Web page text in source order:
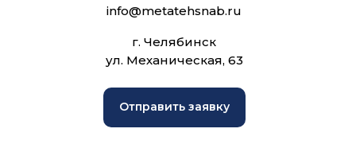
info@metatehsnab.ru
г. Челябинск
ул. Механическая, 63
Отправить заявку